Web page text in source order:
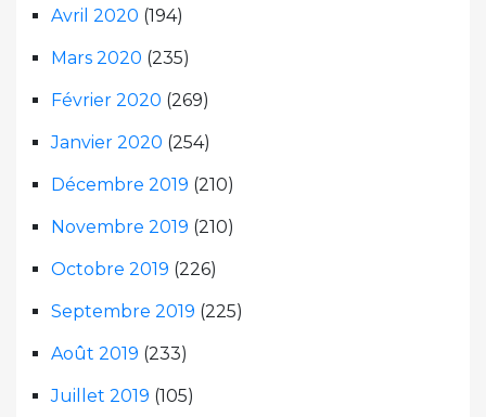
Avril 2020 (194)
Mars 2020 (235)
Février 2020 (269)
Janvier 2020 (254)
Décembre 2019 (210)
Novembre 2019 (210)
Octobre 2019 (226)
Septembre 2019 (225)
Août 2019 (233)
Juillet 2019 (105)